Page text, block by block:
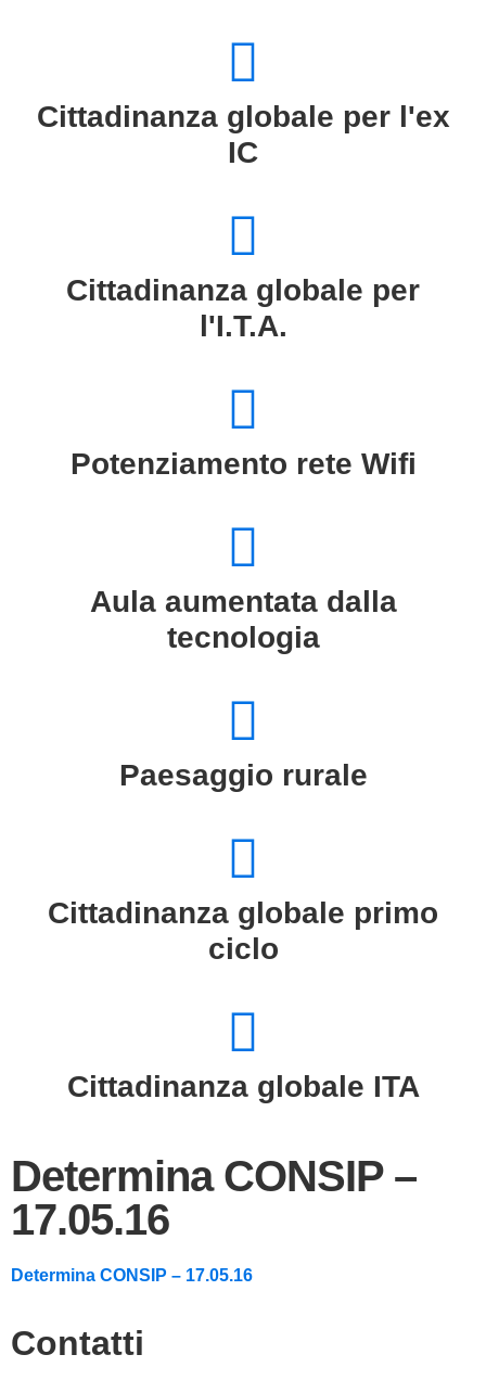
Cittadinanza globale per l'ex
IC
Cittadinanza globale per
l'I.T.A.
Potenziamento rete Wifi
Aula aumentata dalla
tecnologia
Paesaggio rurale
Cittadinanza globale primo
ciclo
Cittadinanza globale ITA
Determina CONSIP –
17.05.16
Determina CONSIP – 17.05.16
Contatti